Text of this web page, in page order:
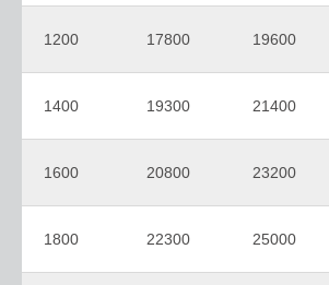
1200 17800 19600
1400 19300 21400
1600 20800 23200
1800 22300 25000